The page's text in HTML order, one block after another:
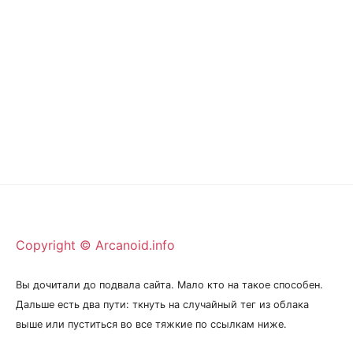
Copyright © Arcanoid.info
Вы дочитали до подвала сайта. Мало кто на такое способен.
Дальше есть два пути: ткнуть на случайный тег из облака
выше или пуститься во все тяжкие по ссылкам ниже.